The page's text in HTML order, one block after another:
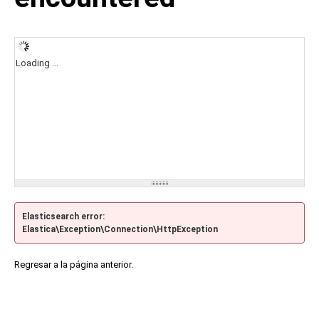
Loading ...
Elasticsearch error:
Elastica\Exception\Connection\HttpException
Regresar a la página anterior.